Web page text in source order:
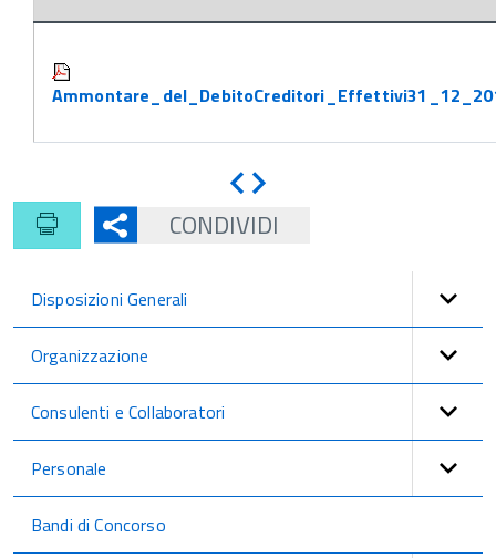
Indietro
CONDIVIDI
Disposizioni Generali
Organizzazione
Consulenti e Collaboratori
Personale
Bandi di Concorso